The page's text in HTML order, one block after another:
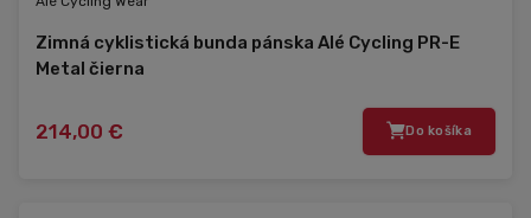
Zimná cyklistická bunda pánska Alé Cycling PR-E
Metal čierna
214,00 € Do košíka